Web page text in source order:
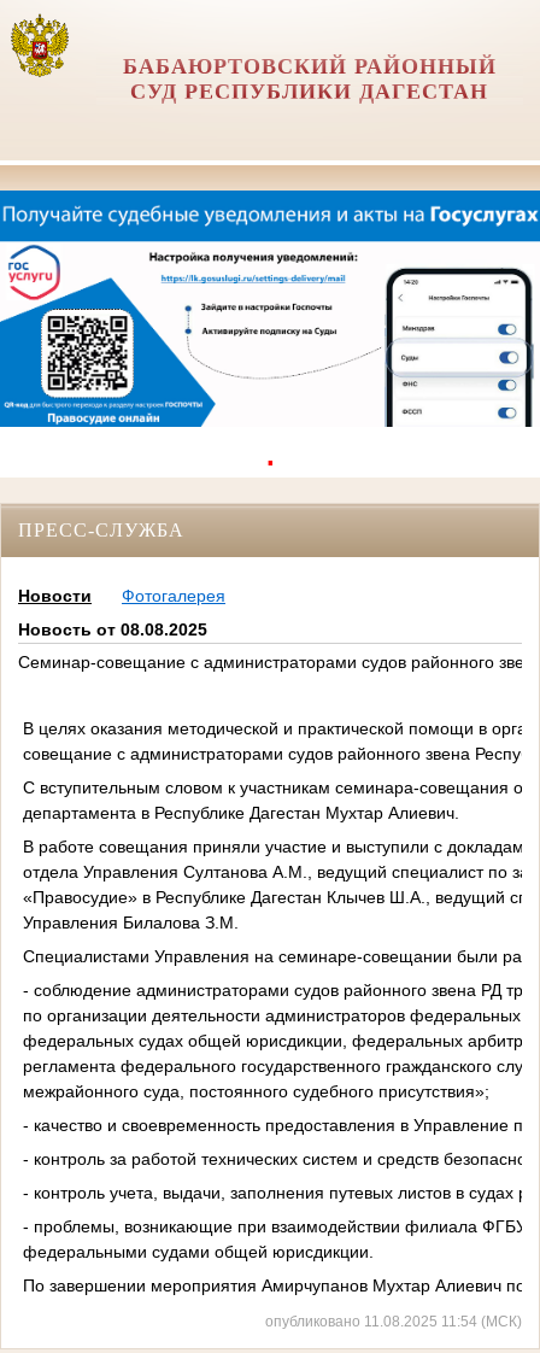
БАБАЮРТОВСКИЙ РАЙОННЫЙ
СУД РЕСПУБЛИКИ ДАГЕСТАН
.
ПРЕСС-СЛУЖБА
Новости
Фотогалерея
Новость от 08.08.2025
Семинар-совещание с администраторами судов районного
В целях оказания методической и практической помощи в
совещание с администраторами судов районного звена
С вступительным словом к участникам семинара-совещания
департамента в Республике Дагестан Мухтар Алиевич.
В работе совещания приняли участие и выступили с докладами
отдела Управления Султанова А.М., ведущий специалист по
«Правосудие» в Республике Дагестан Клычев Ш.А., ведущий
Управления Билалова З.М.
Специалистами Управления на семинаре-совещании были
- соблюдение администраторами судов районного звена РД
по организации деятельности администраторов
федеральных судах общей юрисдикции, федеральных
регламента федерального государственного гражданского
межрайонного суда, постоянного судебного присутствия»;
- качество и своевременность предоставления в Управление
- контроль за работой технических систем и средств
- контроль учета, выдачи, заполнения путевых листов в судах
- проблемы, возникающие при взаимодействии филиала ФГБУ
федеральными судами общей юрисдикции.
По завершении мероприятия Амирчупанов Мухтар Алиевич
опубликовано 11.08.2025 11:54 (МСК)